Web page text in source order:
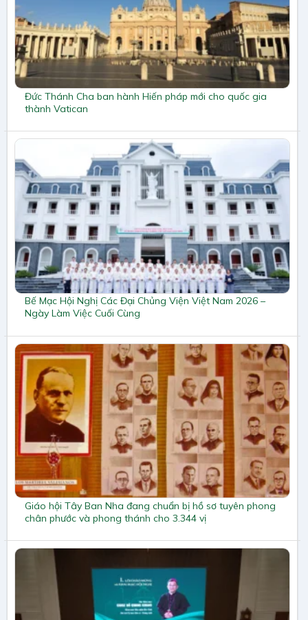
Đức Thánh Cha ban hành Hiến pháp mới cho quốc gia
thành Vatican
Bế Mạc Hội Nghị Các Đại Chủng Viện Việt Nam 2026 –
Ngày Làm Việc Cuối Cùng
Giáo hội Tây Ban Nha đang chuẩn bị hồ sơ tuyên phong
chân phước và phong thánh cho 3.344 vị